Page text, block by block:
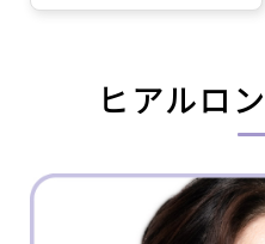
ヒアルロ